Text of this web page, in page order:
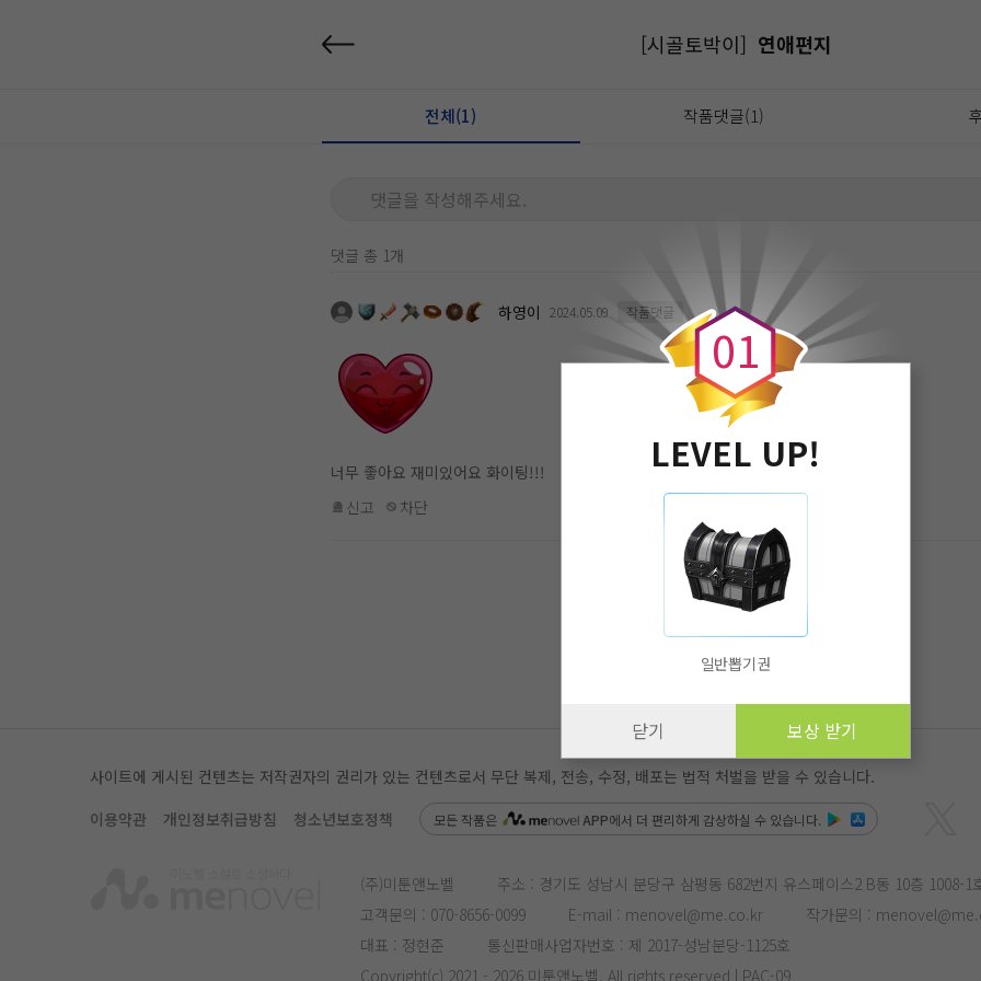
[시골토박이] 연애편지
전체(1) 작품댓글(1)
댓글을 작성해주세요.
댓글 총 1개
하영이 2024.05.09 작품댓글
너무 좋아요 재미있어요 화이팅!!!
신고
차단
0
0
1
LEVEL UP!
일반뽑기권
닫기 보상 받기
사이트에 게시된 컨텐츠는 저작권자의 권리가 있는 컨텐츠로서 무단 복제, 전송, 수정, 배포는 법적 처벌을 받을 수 있습니다.
이용약관
개인정보취급방침 청소년보호정책 모든 작품은 APP에서 더 편리하게 감상하실 수 있습니다.
(주)미툰앤노벨 주소 : 경기도 성남시 분당구 삼평동 682번지 유스페이스2 B동 10층 1008-1
고객문의 : 070-8656-0099 E-mail : menovel@me.co.kr 작가문의 :
대표 : 정현준
통신판매사업자번호 : 제 2017-성남분당-1125호
Copyright(c) 2021 - 2026 미툰앤노벨. All rights reserved | PAC-09